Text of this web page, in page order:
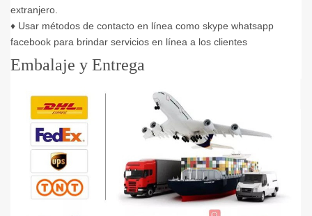
extranjero.
♦ Usar métodos de contacto en línea como skype whatsapp
facebook para brindar servicios en línea a los clientes
Embalaje y Entrega